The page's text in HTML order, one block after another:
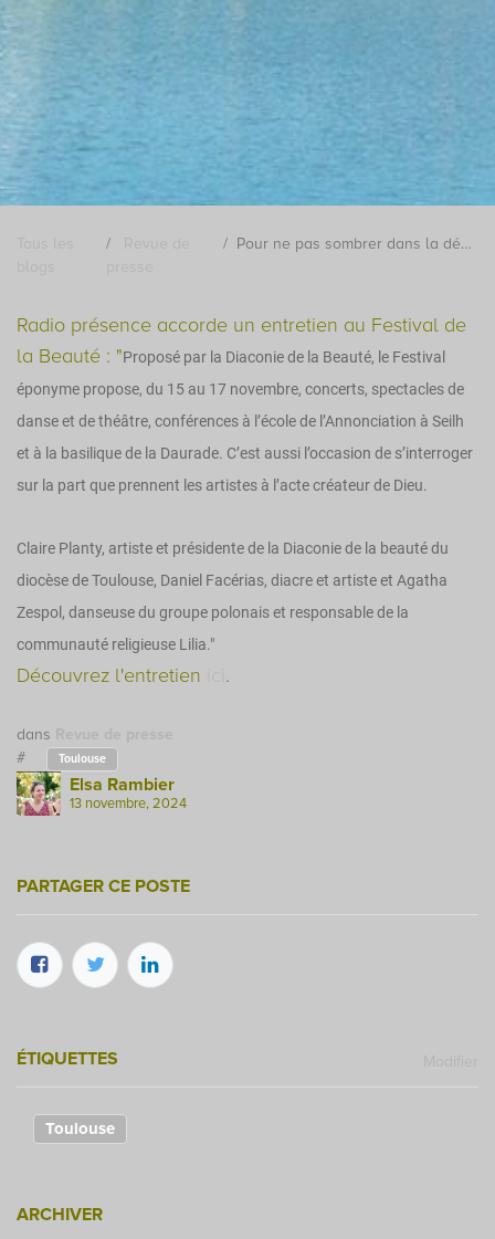
Pour ne pas sombrer dans la désespérance
Radio présence accorde un entretien au Festival de
la Beauté : "Proposé par la Diaconie de la Beauté, le Festival
éponyme propose, du 15 au 17 novembre, concerts, spectacles de
danse et de théâtre, conférences à l’école de l’Annonciation à Seilh
et à la basilique de la Daurade. C’est aussi l’occasion de s’interroger
sur la part que prennent les artistes à l’acte créateur de Dieu.
Claire Planty, artiste et présidente de la Diaconie de la beauté du
diocèse de Toulouse, Daniel Facérias, diacre et artiste et Agatha
Zespol, danseuse du groupe polonais et responsable de la
communauté religieuse Lilia."
Découvrez l'entretien .
dans
#
Toulouse
Elsa Rambier
13 novembre, 2024
PARTAGER CE POSTE
ÉTIQUETTES
Toulouse
ARCHIVER